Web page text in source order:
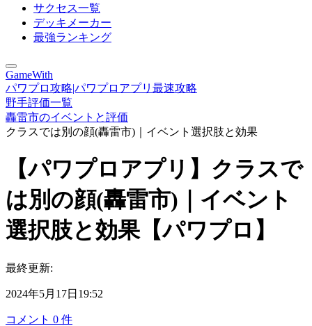
サクセス一覧
デッキメーカー
最強ランキング
GameWith
パワプロ攻略|パワプロアプリ最速攻略
野手評価一覧
轟雷市のイベントと評価
クラスでは別の顔(轟雷市)｜イベント選択肢と効果
【パワプロアプリ】クラスで
は別の顔(轟雷市)｜イベント
選択肢と効果【パワプロ】
最終更新:
2024年5月17日19:52
コメント 0 件